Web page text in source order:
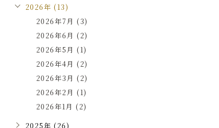
2026年 (13)
2026年7月 (3)
2026年6月 (2)
2026年5月 (1)
2026年4月 (2)
2026年3月 (2)
2026年2月 (1)
2026年1月 (2)
2025年 (26)